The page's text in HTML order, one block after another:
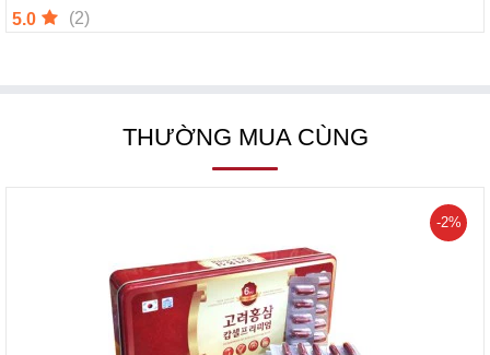
5.0 (2)
THƯỜNG MUA CÙNG
-2%